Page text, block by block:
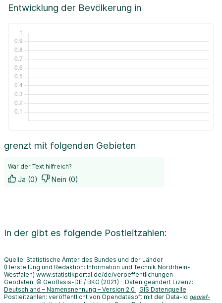
Entwicklung der Bevölkerung in
grenzt mit folgenden Gebieten
War der Text hilfreich?
Ja (0) Nein (0)
In der gibt es folgende Postleitzahlen:
Quelle: Statistische Ämter des Bundes und der Länder
(Herstellung und Redaktion: Information und Technik Nordrhein-
Westfalen) www.statistikportal.de/de/veroeffentlichungen
Geodaten: © GeoBasis-DE / BKG (2021) - Daten geändert Lizenz:
Deutschland – Namensnennung – Version 2.0
GIS Datenquelle
Postleitzahlen: veröffentlicht von Opendatasoft mit der Data-Id georef-